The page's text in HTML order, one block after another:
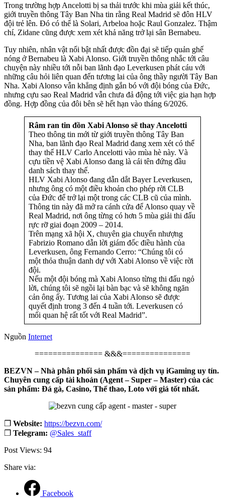
Trong trường hợp Ancelotti bị sa thải trước khi mùa giải kết thúc,
giới truyền thông Tây Ban Nha tin rằng Real Madrid sẽ đôn HLV
đội trẻ lên. Đó có thể là Solari, Arbeloa hoặc Raul Gonzalez. Thậm
chí, Zidane cũng được xem xét khả năng trở lại sân Bernabeu.
Tuy nhiên, nhân vật nổi bật nhất được đồn đại sẽ tiếp quản ghế
nóng ở Bernabeu là Xabi Alonso. Giới truyền thông nhắc tới câu
chuyện này nhiều tới nỗi ban lãnh đạo Leverkusen phát cáu với
những câu hỏi liên quan đến tương lai của ông thầy người Tây Ban
Nha. Xabi Alonso vẫn khẳng định gắn bó với đội bóng của Đức,
nhưng cựu sao Real Madrid vẫn chưa đả động tới việc gia hạn hợp
đồng. Hợp đồng của đôi bên sẽ hết hạn vào tháng 6/2026.
Râm ran tin đồn Xabi Alonso sẽ thay Ancelotti
Theo thông tin mới từ giới truyền thông Tây Ban
Nha, ban lãnh đạo Real Madrid đang xem xét có thể
thay thế HLV Carlo Ancelotti vào mùa hè này. Và
cựu tiền vệ Xabi Alonso đang là cái tên đứng đầu
danh sách thay thế.
HLV Xabi Alonso đang dẫn dắt Bayer Leverkusen,
nhưng ông có một điều khoản cho phép rời CLB
của Đức để trở lại một trong các CLB cũ của mình.
Thông tin này đã mở ra cánh cửa để Alonso quay về
Real Madrid, nơi ông từng có hơn 5 mùa giải thi đấu
rực rỡ giai đoạn 2009 – 2014.
Trên mạng xã hội X, chuyên gia chuyển nhượng
Fabrizio Romano dẫn lời giám đốc điều hành của
Leverkusen, ông Fernando Cerro: “Chúng tôi có
một thỏa thuận danh dự với Xabi Alonso về việc rời
đội.
Nếu một đội bóng mà Xabi Alonso từng thi đấu ngỏ
lời, chúng tôi sẽ ngồi lại bàn bạc và sẽ không ngăn
cản ông ấy. Tương lai của Xabi Alonso sẽ được
quyết định trong 3 đến 4 tuần tới. Leverkusen có
mối quan hệ rất tốt với Real Madrid”.
Nguồn Internet
=============== &&&===============
BEZVN – Nhà phân phối sản phẩm và dịch vụ iGaming uy tín.
Chuyên cung cấp tài khoản (Agent – Super – Master) của các
sản phẩm: Đá gà, Casino, Thể thao, Loto với giá tốt nhất.
❐ Website: https://bezvn.com/
❐ Telegram: @Sales_staff
Post Views: 94
Share via:
Facebook